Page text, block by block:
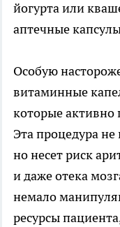
йогурта или
аптечные
Особую
витаминные
которые активно
Эта процедура
но несет риск
и даже отека
немало
ресурсы